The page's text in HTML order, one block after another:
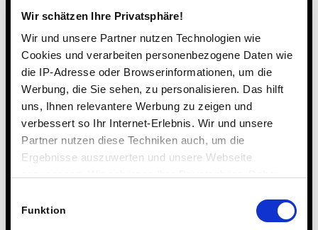
Wir schätzen Ihre Privatsphäre!
Wir und unsere Partner nutzen Technologien wie
Cookies und verarbeiten personenbezogene Daten wie
die IP-Adresse oder Browserinformationen, um die
Werbung, die Sie sehen, zu personalisieren. Das hilft
uns, Ihnen relevantere Werbung zu zeigen und
verbessert so Ihr Internet-Erlebnis. Wir und unsere
Partner nutzen diese Techniken auch, um die
Ergebnisse auszuwerten und unsere Webseite
Technologien.
Funktion